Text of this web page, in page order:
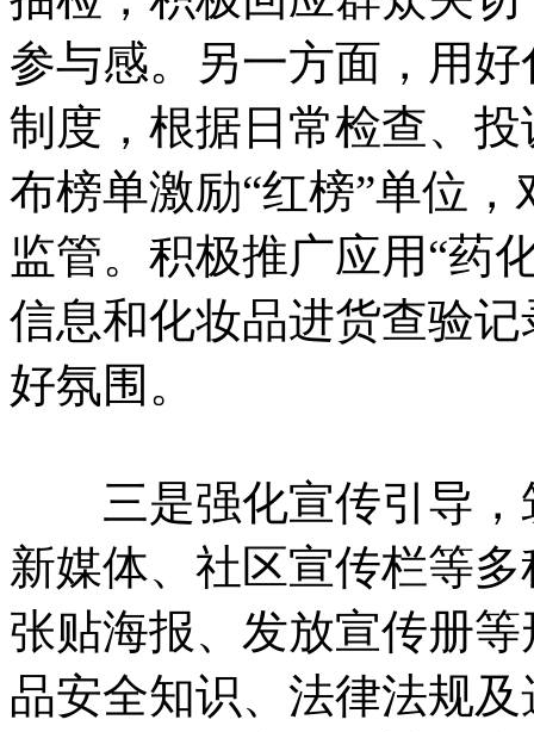
参与感。另一方面，用
制度，根据日常检查、
布榜单激励“红榜”单位
监管。积极推广应用“药
信息和化妆品进货查验
好氛围。
三是强化宣传引导，
新媒体、社区宣传栏等
张贴海报、发放宣传册
品安全知识、法律法规